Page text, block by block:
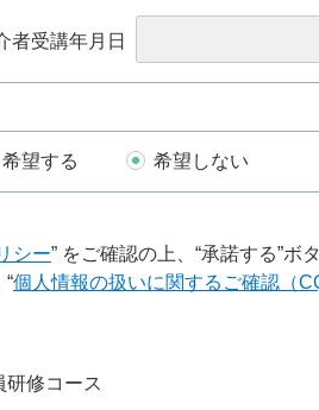
者受講年月日
希望する 希望しない
シー” をご確認の上、“承諾する”ボ
個人情報の扱いに関するご確認（
研修コース